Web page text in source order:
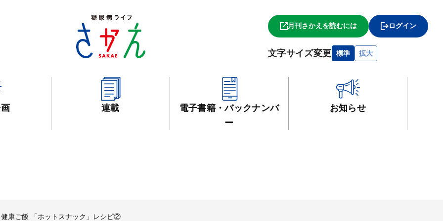
月刊さかえを読むには ログイン
文字サイズ変更 標準 拡大
連載 電子書籍・バックナンバ
ー
お知らせ
康ご飯 「ホットスナック」レシピ②